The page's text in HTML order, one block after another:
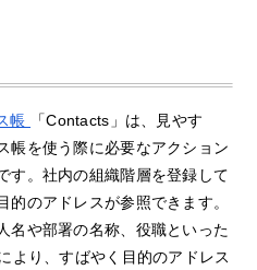
帳
「Contacts」は、見やす
帳を使う際に必要なアクション
す。社内の組織階層を登録して
のアドレスが参照できます。
名や部署の名称、役職といった
より、すばやく目的のアドレス